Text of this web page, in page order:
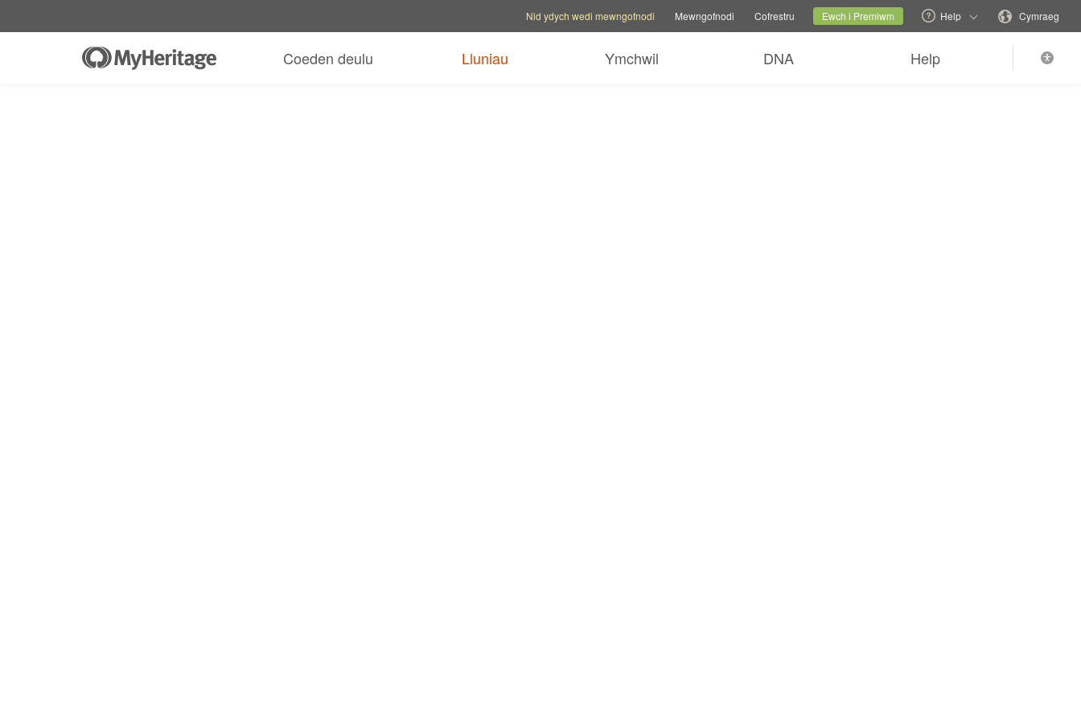
Newid iaith
Nid ydych wedi mewngofnodi Mewngofnodi Cofrestru Ewch i Premiwm Help Cymraeg
Coeden deulu Lluniau Ymchwil DNA Help